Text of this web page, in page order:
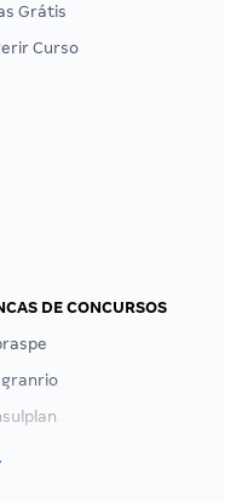
Grátis
Curso
DE CONCURSOS